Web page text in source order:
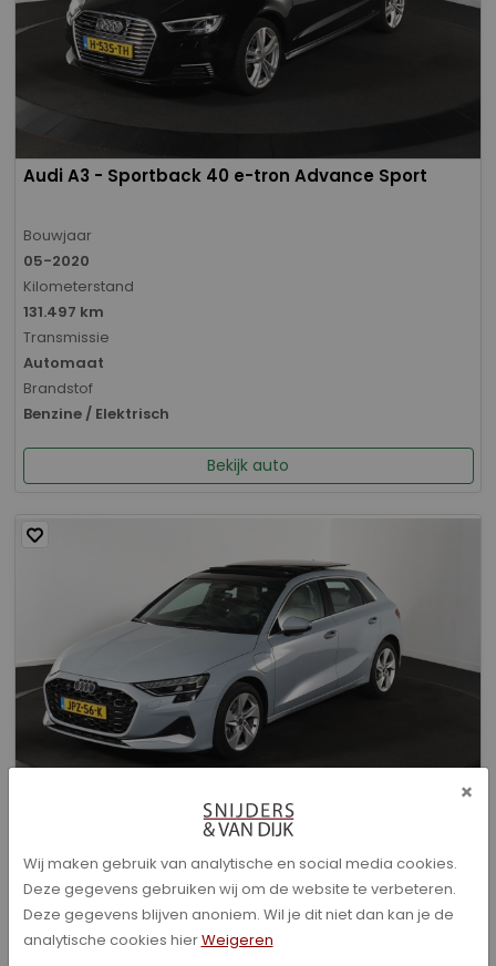
Audi A3 - Sportback 40 e-tron Advance Sport
Bouwjaar
05-2020
Kilometerstand
131.497 km
Transmissie
Automaat
Brandstof
Benzine / Elektrisch
Bekijk auto
Audi A3 - Sportback 40 TFSI e Advanced edition
Bouwjaar
01-2026
Kilometerstand
×
Wij maken gebruik van analytische en social media cookies.
Deze gegevens gebruiken wij om de website te verbeteren.
Deze gegevens blijven anoniem. Wil je dit niet dan kan je de
analytische cookies hierWeigeren